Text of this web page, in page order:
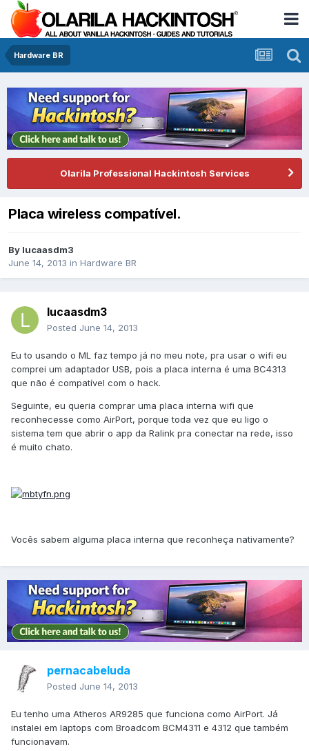
Hardware BR
Olarila Professional Hackintosh Services
Placa wireless compatível.
By lucaasdm3
June 14, 2013 in Hardware BR
lucaasdm3
Posted June 14, 2013
Eu to usando o ML faz tempo já no meu note, pra usar o wifi eu
comprei um adaptador USB, pois a placa interna é uma BC4313
que não é compatível com o hack.
Seguinte, eu queria comprar uma placa interna wifi que
reconhecesse como AirPort, porque toda vez que eu ligo o
sistema tem que abrir o app da Ralink pra conectar na rede, isso
é muito chato.
Vocês sabem alguma placa interna que reconheça nativamente?
pernacabeluda
Posted June 14, 2013
Eu tenho uma Atheros AR9285 que funciona como AirPort. Já
instalei em laptops com Broadcom BCM4311 e 4312 que também
funcionavam.